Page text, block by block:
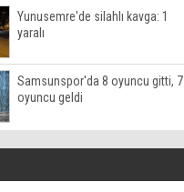
Yunusemre'de silahlı kavga: 1
yaralı
Samsunspor'da 8 oyuncu gitti, 7
oyuncu geldi